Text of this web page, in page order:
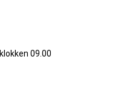
klokken 09.00